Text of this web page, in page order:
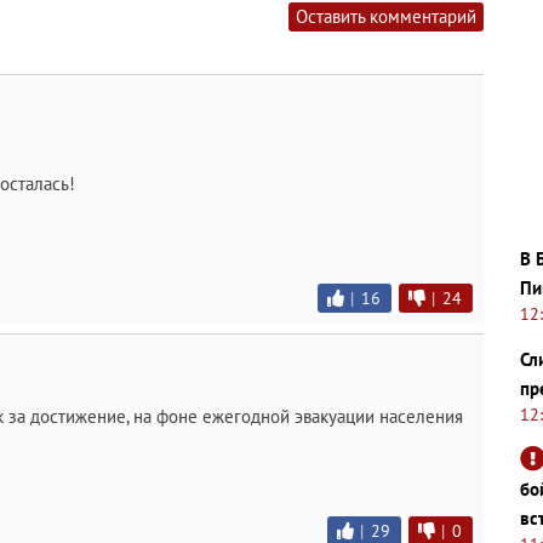
Оставить комментарий
| 16 | 24
за достижение, на фоне ежегодной эвакуации населения
| 29 | 0
В